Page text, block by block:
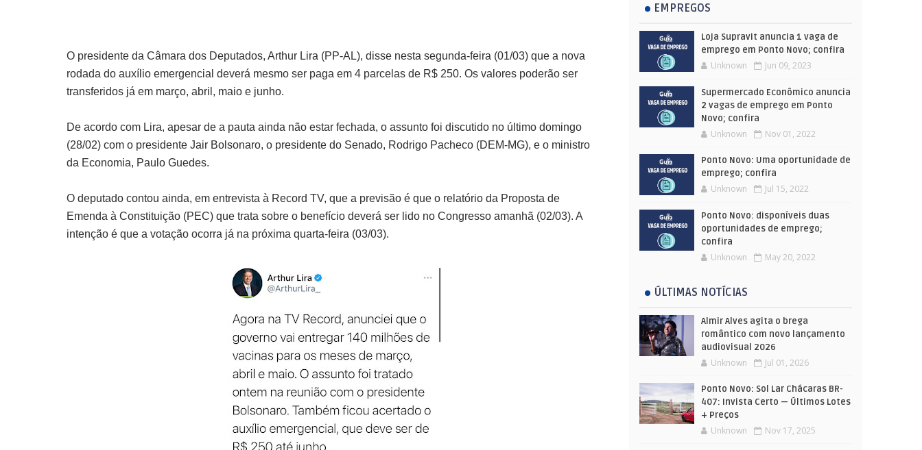
O presidente da Câmara dos Deputados, Arthur Lira (PP-AL), disse nesta segunda-feira (01/03) que a nova
rodada do auxílio emergencial deverá mesmo ser paga em 4 parcelas de R$ 250. Os valores poderão ser
transferidos já em março, abril, maio e junho.
De acordo com Lira, apesar de a pauta ainda não estar fechada, o assunto foi discutido no último domingo
(28/02) com o presidente Jair Bolsonaro, o presidente do Senado, Rodrigo Pacheco (DEM-MG), e o ministro
da Economia, Paulo Guedes.
O deputado contou ainda, em entrevista à Record TV, que a previsão é que o relatório da Proposta de
Emenda à Constituição (PEC) que trata sobre o benefício deverá ser lido no Congresso amanhã (02/03). A
intenção é que a votação ocorra já na próxima quarta-feira (03/03).
EMPREGOS
Loja Supravit anuncia 1 vaga de
emprego em Ponto Novo; confira
Unknown Jun 09, 2023
Supermercado Econômico anuncia
2 vagas de emprego em Ponto
Novo; confira
Unknown Nov 01, 2022
Ponto Novo: Uma oportunidade de
emprego; confira
Unknown Jul 15, 2022
Ponto Novo: disponíveis duas
oportunidades de emprego;
confira
Unknown May 20, 2022
ÚLTIMAS NOTÍCIAS
Almir Alves agita o brega
romântico com novo lançamento
audiovisual 2026
Unknown Jul 01, 2026
Ponto Novo: Sol Lar Chácaras BR-
407: Invista Certo — Últimos Lotes
+ Preços
Unknown Nov 17, 2025